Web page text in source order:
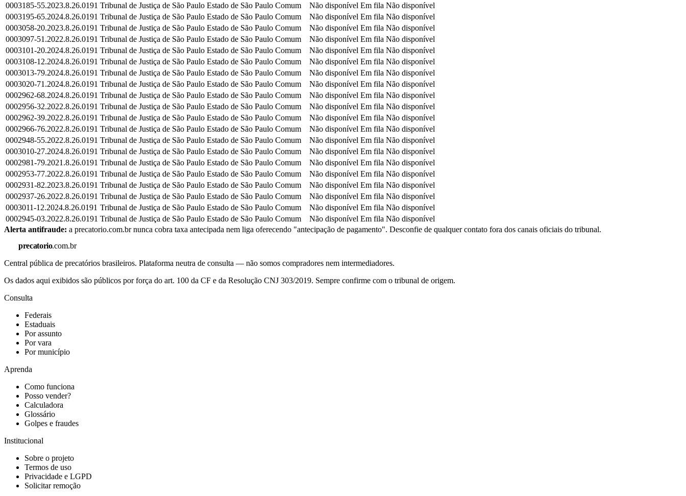
0003185-55.2023.8.26.0191 Tribunal de Justiça de São Paulo Estado de São Paulo Comum Não disponível Em fila Não disponível
0003195-65.2024.8.26.0191 Tribunal de Justiça de São Paulo Estado de São Paulo Comum Não disponível Em fila Não disponível
0003058-20.2023.8.26.0191 Tribunal de Justiça de São Paulo Estado de São Paulo Comum Não disponível Em fila Não disponível
0003097-51.2022.8.26.0191 Tribunal de Justiça de São Paulo Estado de São Paulo Comum Não disponível Em fila Não disponível
0003101-20.2024.8.26.0191 Tribunal de Justiça de São Paulo Estado de São Paulo Comum Não disponível Em fila Não disponível
0003108-12.2024.8.26.0191 Tribunal de Justiça de São Paulo Estado de São Paulo Comum Não disponível Em fila Não disponível
0003013-79.2024.8.26.0191 Tribunal de Justiça de São Paulo Estado de São Paulo Comum Não disponível Em fila Não disponível
0003020-71.2024.8.26.0191 Tribunal de Justiça de São Paulo Estado de São Paulo Comum Não disponível Em fila Não disponível
0002962-68.2024.8.26.0191 Tribunal de Justiça de São Paulo Estado de São Paulo Comum Não disponível Em fila Não disponível
0002956-32.2022.8.26.0191 Tribunal de Justiça de São Paulo Estado de São Paulo Comum Não disponível Em fila Não disponível
0002962-39.2022.8.26.0191 Tribunal de Justiça de São Paulo Estado de São Paulo Comum Não disponível Em fila Não disponível
0002966-76.2022.8.26.0191 Tribunal de Justiça de São Paulo Estado de São Paulo Comum Não disponível Em fila Não disponível
0002948-55.2022.8.26.0191 Tribunal de Justiça de São Paulo Estado de São Paulo Comum Não disponível Em fila Não disponível
0003010-27.2024.8.26.0191 Tribunal de Justiça de São Paulo Estado de São Paulo Comum Não disponível Em fila Não disponível
0002981-79.2021.8.26.0191 Tribunal de Justiça de São Paulo Estado de São Paulo Comum Não disponível Em fila Não disponível
0002953-77.2022.8.26.0191 Tribunal de Justiça de São Paulo Estado de São Paulo Comum Não disponível Em fila Não disponível
0002931-82.2023.8.26.0191 Tribunal de Justiça de São Paulo Estado de São Paulo Comum Não disponível Em fila Não disponível
0002937-26.2022.8.26.0191 Tribunal de Justiça de São Paulo Estado de São Paulo Comum Não disponível Em fila Não disponível
0003011-12.2024.8.26.0191 Tribunal de Justiça de São Paulo Estado de São Paulo Comum Não disponível Em fila Não disponível
0002945-03.2022.8.26.0191 Tribunal de Justiça de São Paulo Estado de São Paulo Comum Não disponível Em fila Não disponível
Alerta antifraude: a precatorio.com.br nunca cobra taxa antecipada nem liga oferecendo "antecipação de pagamento". Desconfie de qualquer contato fora dos canais oficiais do tribunal.
precatorio.com.br
Central pública de precatórios brasileiros. Plataforma neutra de consulta — não somos compradores nem intermediadores.
Os dados aqui exibidos são públicos por força do art. 100 da CF e da Resolução CNJ 303/2019. Sempre confirme com o tribunal de origem.
Consulta
Federais
Estaduais
Por assunto
Por vara
Por município
Aprenda
Como funciona
Posso vender?
Calculadora
Glossário
Golpes e fraudes
Institucional
Sobre o projeto
Termos de uso
Privacidade e LGPD
Solicitar remoção